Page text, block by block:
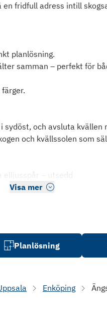
fridfull adress intill
planlösning.
samman – perfekt för
och avsluta kvällen
och kvällssolen som
elljusspår – utsedd
Visa mer
Planlösning
Enköping